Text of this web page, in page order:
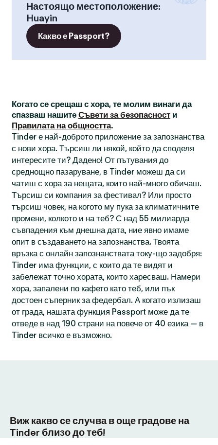
Настоящо местоположение:
Huayin
Какво е Passport?
Когато се срещаш с хора, те молим винаги да
спазваш нашите Съвети за безопасност и
Правилата на общността.
Tinder е най-доброто приложение за запознанства
с нови хора. Търсиш ли някой, който да споделя
интересите ти? Дадено! От пътувания до
среднощно пазаруване, в Tinder можеш да си
чатиш с хора за нещата, които най-много обичаш.
Търсиш си компания за фестивал? Или просто
търсиш човек, на когото му пука за климатичните
промени, колкото и на теб? С над 55 милиарда
съвпадения към днешна дата, ние явно имаме
опит в създаването на запознанства. Твоята
връзка с онлайн запознанствата току-що задобря:
Tinder има функции, с които да те видят и
забележат точно хората, които харесваш. Намери
хора, запалени по кафето като теб, или пък
достоен съперник за федербал. А когато излизаш
от града, нашата функция Passport може да те
отведе в над 190 страни на повече от 40 езика — в
Tinder всичко е възможно.
Виж какво се случва в още градове на
Tinder близо до теб!